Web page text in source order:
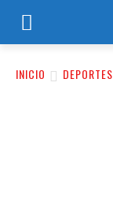
INICIO DEPORTES